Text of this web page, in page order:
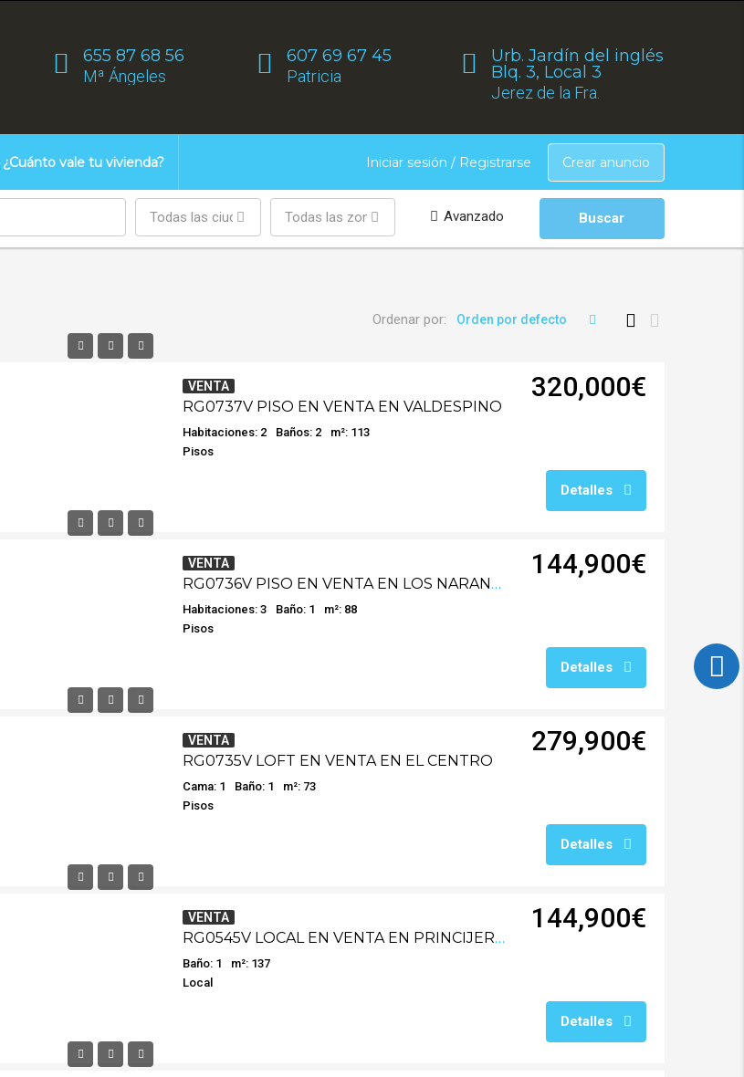
Urb. Jardín del inglés
Blq. 3, Local 3
Jerez de la Fra.
607 69 67 45
Patricia
655 87 68 56
Mª Ángeles
¿Cuánto vale tu vivienda? Iniciar sesión / Registrarse Crear anuncio
Todas las ciudades Todas las zonas Avanzado Buscar
Ordenar por: Orden por defecto
VENTA
RG0737V PISO EN VENTA EN VALDESPINO
Habitaciones: 2 Baños: 2
m²: 113
Pisos
320,000€
Detalles
VENTA
RG0736V PISO EN VENTA EN LOS NARANJOS
Habitaciones: 3 Baño: 1
m²: 88
Pisos
144,900€
Detalles
VENTA
RG0735V LOFT EN VENTA EN EL CENTRO
Cama: 1 Baño: 1
m²: 73
Pisos
279,900€
Detalles
VENTA
RG0545V LOCAL EN VENTA EN PRINCIJEREZ
Baño: 1
m²: 137
Local
144,900€
Detalles